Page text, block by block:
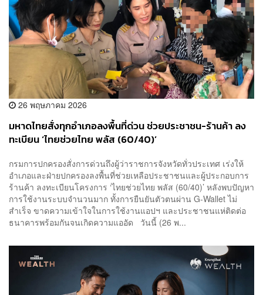
26 พฤษภาคม 2026
มหาดไทยสั่งทุกอำเภอลงพื้นที่ด่วน ช่วยประชาชน-ร้านค้า ลง
ทะเบียน ‘ไทยช่วยไทย พลัส (60/40)’
กรมการปกครองสั่งการด่วนถึงผู้ว่าราชการจังหวัดทั่วประเทศ เร่งให้
อำเภอและฝ่ายปกครองลงพื้นที่ช่วยเหลือประชาชนและผู้ประกอบการ
ร้านค้า ลงทะเบียนโครงการ ‘ไทยช่วยไทย พลัส (60/40)’ หลังพบปัญหา
การใช้งานระบบจำนวนมาก ทั้งการยืนยันตัวตนผ่าน G-Wallet ไม่
สำเร็จ ขาดความเข้าใจในการใช้งานแอปฯ และประชาชนแห่ติดต่อ
ธนาคารพร้อมกันจนเกิดความแออัด วันนี้ (26 พ...